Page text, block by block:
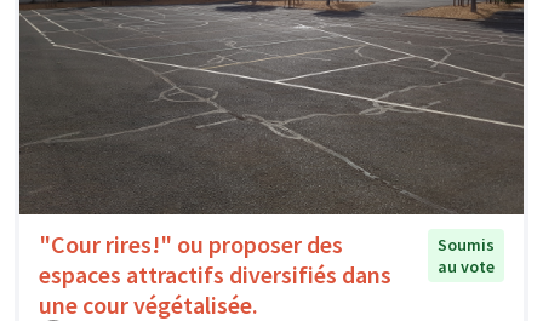
"Cour rires!" ou proposer des
espaces attractifs diversifiés dans
une cour végétalisée.
Soumis
au vote